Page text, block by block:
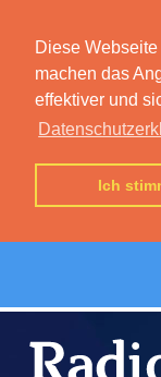
Diese
machen das
effektiver und
Ich